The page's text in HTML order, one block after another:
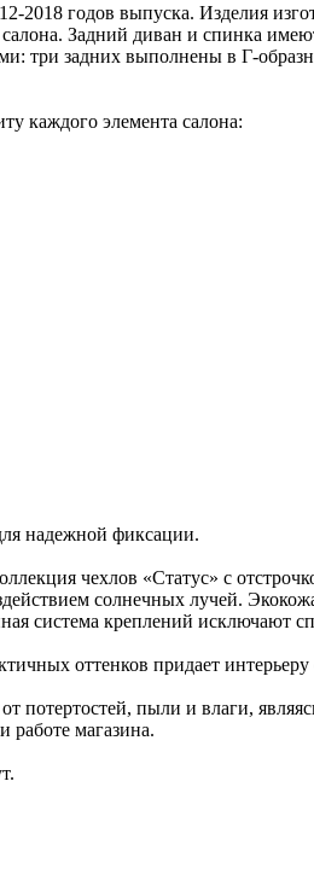
годов выпуска. Изделия
Задний диван и спинка
три задних выполнены в Г-
каждого элемента салона:
надежной фиксации.
чехлов «Статус» с
солнечных лучей.
система креплений исключают
оттенков придает
потертостей, пыли и влаги,
магазина.